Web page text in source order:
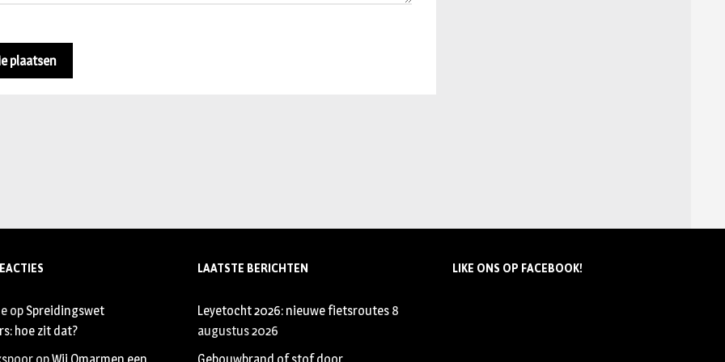
op Spreidingswet
hoe zit dat?
LAATSTE BERICHTEN
Leyetocht 2026: nieuwe fietsroutes 8
augustus 2026
LIKE ONS OP FACEBOOK!